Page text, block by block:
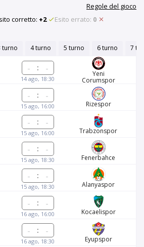
Regole del gioco
corretto: +2 Esito errato: 0
turno 4 turno 5 turno 6 turno 7
:
14 ago, 18:30
Yeni
Corumspor
:
15 ago, 16:00 Rizespor
:
15 ago, 16:00 Trabzonspor
:
15 ago, 18:30 Fenerbahce
:
15 ago, 18:30 Alanyaspor
:
16 ago, 16:00 Kocaelispor
:
16 ago, 18:30 Eyupspor